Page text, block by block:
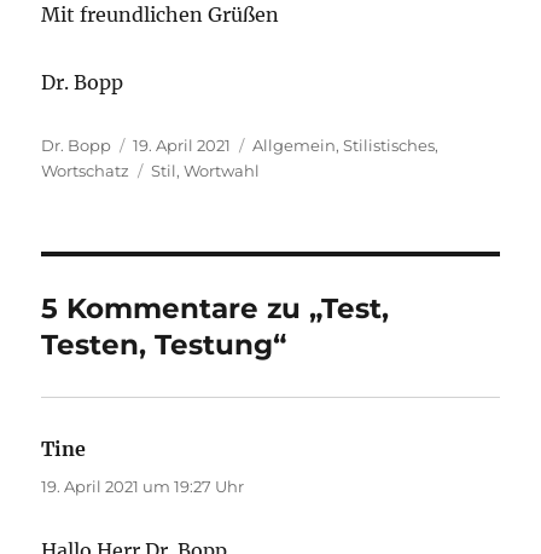
Mit freundlichen Grüßen
Dr. Bopp
Autor
Dr. Bopp
Veröffentlicht
am
19. April 2021 Kategorien
Allgemein,Stilistisches,
Wortschatz
Schlagwörter
Stil,Wortwahl
5 Kommentare zu „Test,
Testen, Testung“
Tine
19. April 2021 um 19:27 Uhr